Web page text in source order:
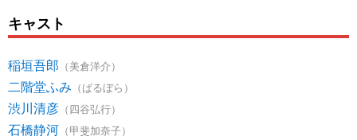
キャスト
稲垣吾郎 （美倉洋介）
二階堂ふみ （ばるぼら）
渋川清彦 （四谷弘行）
石橋静河 （甲斐加奈子）